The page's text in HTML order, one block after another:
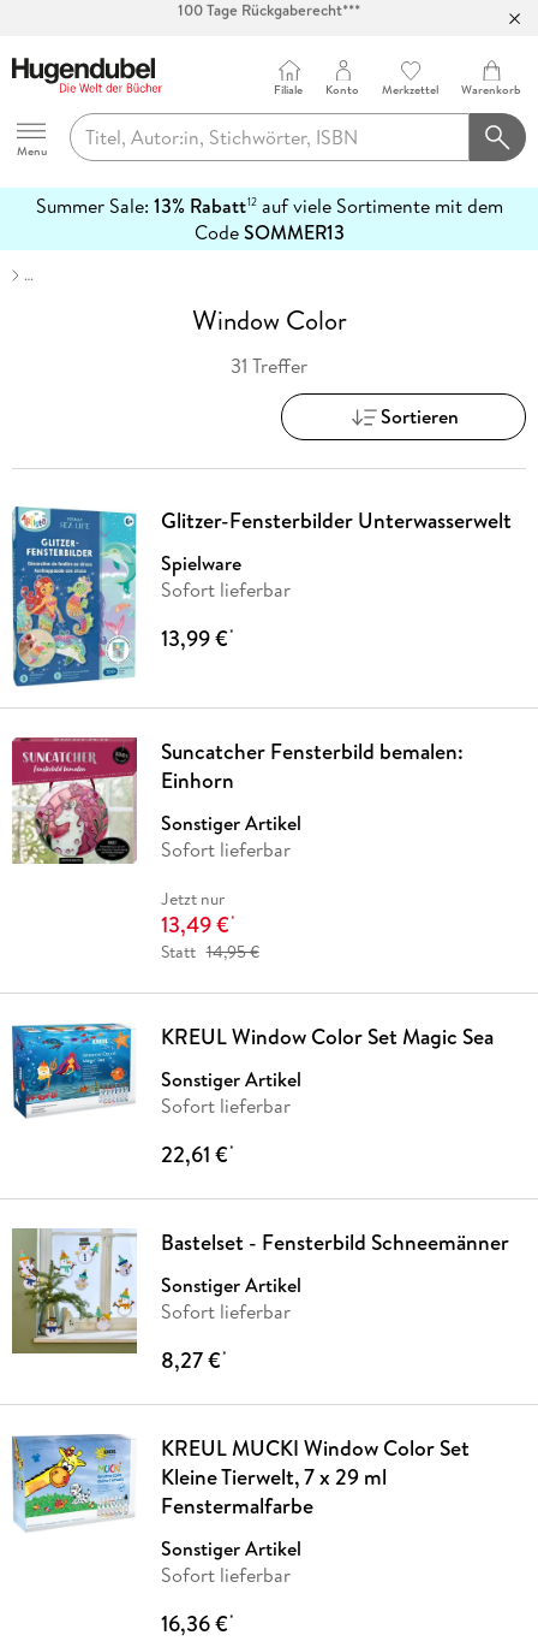
Abholung in über 100 Filialen
Hugendubel
Menu
Filiale Konto Merkzettel Warenkorb
Summer Sale: 13% Rabatt12auf viele Sortimente mit dem
CodeSOMMER13
erfahren
…
Window Color
31 Treffer
Sortieren
Glitzer-Fensterbilder Unterwasserwelt
Spielware
Sofort lieferbar
13,99 €*
Suncatcher Fensterbild bemalen:
Einhorn
Sonstiger Artikel
Sofort lieferbar
Jetzt nur
13,49 €*
Statt 14,95 €
KREUL Window Color Set Magic Sea
Sonstiger Artikel
Sofort lieferbar
22,61 €*
Bastelset - Fensterbild Schneemänner
Sonstiger Artikel
Sofort lieferbar
8,27 €*
KREUL MUCKI Window Color Set
Kleine Tierwelt, 7 x 29 ml
Fenstermalfarbe
Sonstiger Artikel
Sofort lieferbar
16,36 €*